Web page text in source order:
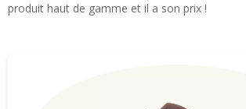
produit haut de gamme et il a son prix !